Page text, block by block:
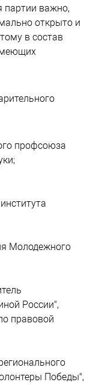
партии важно,
открыто и
в состав
профсоюза
Молодежного
России",
правовой
Победы",